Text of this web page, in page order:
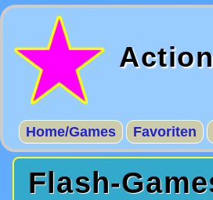
Home/Games Favoriten
Flash-